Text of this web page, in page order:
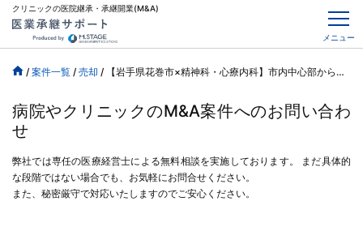
クリニックの医院継承・承継開業(M&A)
メニュー
/ 案件一覧 / 売却 / 【岩手県花巻市×精神科・心療内科】市内中心部からも好アクセス、駐車場完備
病院やクリニックのM&A案件へのお問い合わ
せ
弊社では専任の医療経営士による無料相談を実施しております。
まだ具体的
な段階ではない場合でも、お気軽にお問合せください。
また、秘密厳守で対応いたしますのでご安心ください。